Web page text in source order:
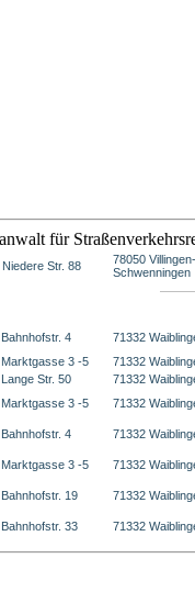
für
Niedere Str. 88
78050 Villingen-
Schwenningen
Bahnhofstr. 4
71332
Marktgasse 3 -5
71332
Lange Str. 50
71332
Marktgasse 3 -5
71332
Bahnhofstr. 4
71332
Marktgasse 3 -5
71332
Bahnhofstr. 19
71332
Bahnhofstr. 33 71332